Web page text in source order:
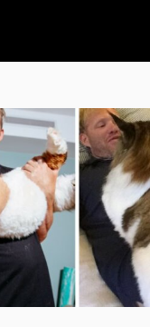
a
y
V
i
d
e
o